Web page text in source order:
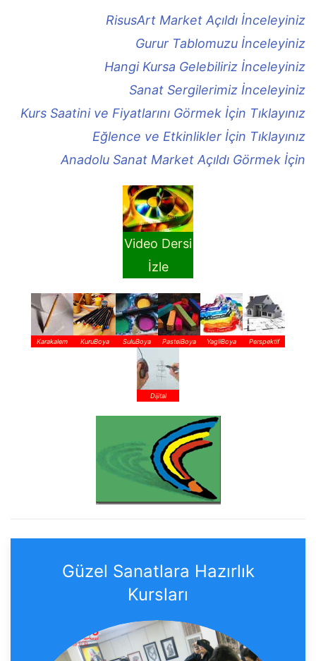
RisusArt Market Açıldı İnceleyiniz
Gurur Tablomuzu İnceleyiniz
Hangi Kursa Gelebiliriz İnceleyiniz
Sanat Sergilerimiz İnceleyiniz
Kurs Saatini ve Fiyatlarını Görmek İçin Tıklayınız
Eğlence ve Etkinlikler İçin Tıklayınız
Anadolu Sanat Market Açıldı Görmek İçin
Video Dersi
İzle
Karakalem KuruBoya SuluBoya PastelBoya YagliBoya Perspektif
Dijital
Güzel Sanatlara Hazırlık
Kursları